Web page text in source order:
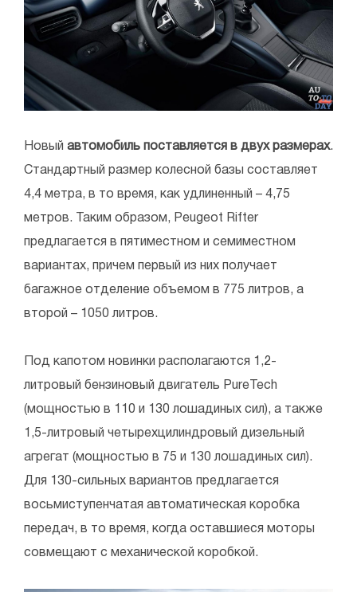
Новый автомобиль поставляется в двух размерах.
Стандартный размер колесной базы составляет
4,4 метра, в то время, как удлиненный – 4,75
метров. Таким образом, Peugeot Rifter
предлагается в пятиместном и семиместном
вариантах, причем первый из них получает
багажное отделение объемом в 775 литров, а
второй – 1050 литров.
Под капотом новинки располагаются 1,2-
литровый бензиновый двигатель PureTech
(мощностью в 110 и 130 лошадиных сил), а также
1,5-литровый четырехцилиндровый дизельный
агрегат (мощностью в 75 и 130 лошадиных сил).
Для 130-сильных вариантов предлагается
восьмиступенчатая автоматическая коробка
передач, в то время, когда оставшиеся моторы
совмещают с механической коробкой.